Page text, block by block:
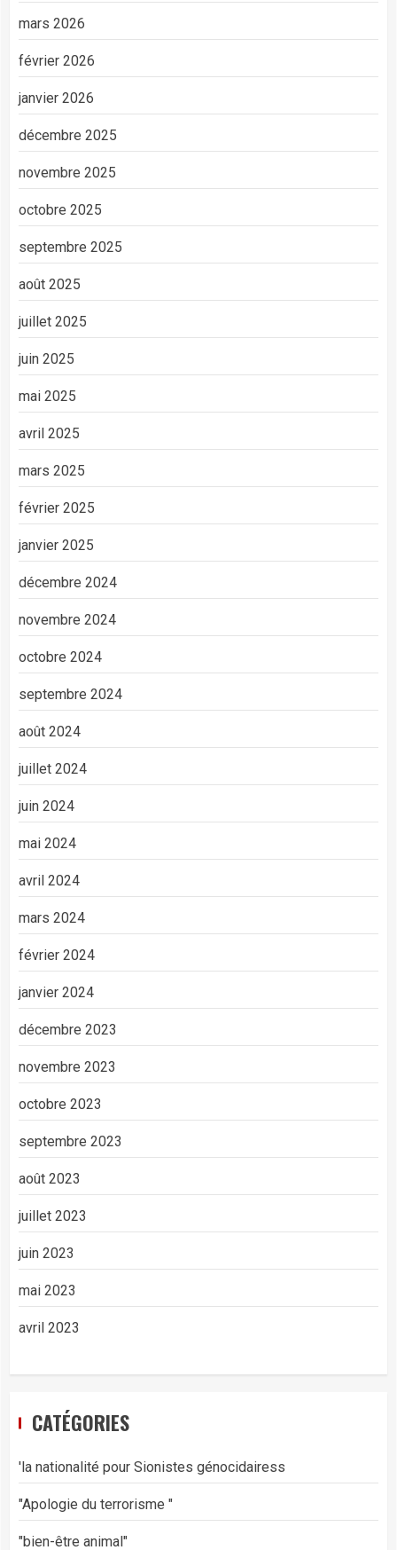
mars 2026
février 2026
janvier 2026
décembre 2025
novembre 2025
octobre 2025
septembre 2025
août 2025
juillet 2025
juin 2025
mai 2025
avril 2025
mars 2025
février 2025
janvier 2025
décembre 2024
novembre 2024
octobre 2024
septembre 2024
août 2024
juillet 2024
juin 2024
mai 2024
avril 2024
mars 2024
février 2024
janvier 2024
décembre 2023
novembre 2023
octobre 2023
septembre 2023
août 2023
juillet 2023
juin 2023
mai 2023
avril 2023
CATÉGORIES
'la nationalité pour Sionistes génocidairess
"Apologie du terrorisme "
"bien-être animal"